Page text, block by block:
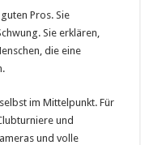
Pros. Sie
Sie erklären,
die eine
im Mittelpunkt. Für
und
und volle